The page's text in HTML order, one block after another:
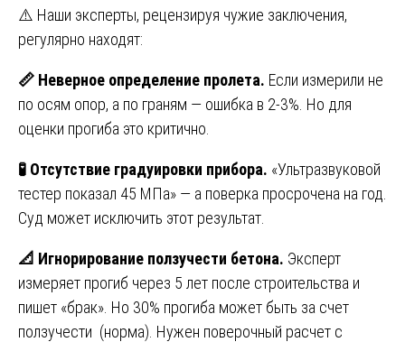
⚠️ Наши эксперты, рецензируя чужие заключения,
регулярно находят:
📏 Неверное определение пролета. Если измерили не
по осям опор, а по граням — ошибка в 2-3%. Но для
оценки прогиба это критично.
🧪 Отсутствие градуировки прибора. «Ультразвуковой
тестер показал 45 МПа» — а поверка просрочена на год.
Суд может исключить этот результат.
📐 Игнорирование ползучести бетона. Эксперт
измеряет прогиб через 5 лет после строительства и
пишет «брак». Но 30% прогиба может быть за счет
ползучести (норма). Нужен поверочный расчет с